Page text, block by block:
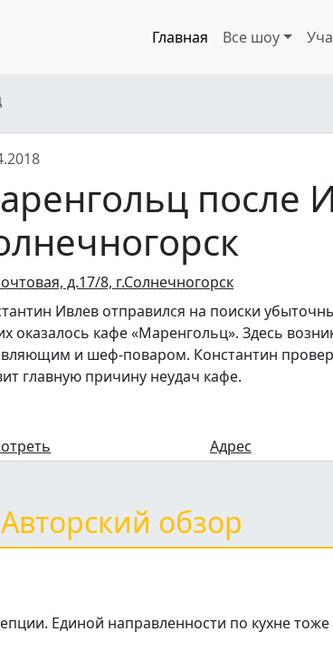
Главная Все шоу
после
д.17/8, г.Солнечногорск
Ивлев отправился на поиски
оказалось кафе «Маренгольц». Здесь
и шеф-поваром. Константин
главную причину неудач кафе.
Адрес
Авторский обзор
Единой направленности по кухне